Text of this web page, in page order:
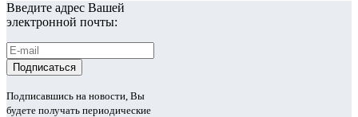
Введите адрес Вашей
электронной почты:
Подписавшись на новости, Вы
будете получать периодические